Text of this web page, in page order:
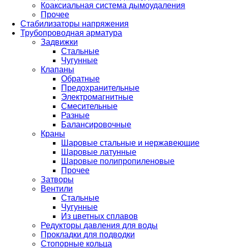
Коаксиальная система дымоудаления
Прочее
Стабилизаторы напряжения
Трубопроводная арматура
Задвижки
Стальные
Чугунные
Клапаны
Обратные
Предохранительные
Электромагнитные
Смесительные
Разные
Балансировочные
Краны
Шаровые стальные и нержавеющие
Шаровые латунные
Шаровые полипропиленовые
Прочее
Затворы
Вентили
Стальные
Чугунные
Из цветных сплавов
Редукторы давления для воды
Прокладки для подводки
Стопорные кольца